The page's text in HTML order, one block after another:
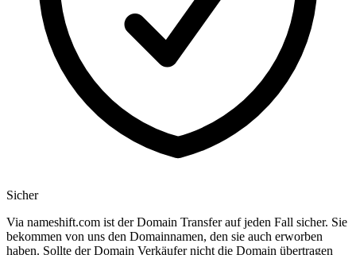
Sicher
Via nameshift.com ist der Domain Transfer auf jeden Fall sicher. Sie
bekommen von uns den Domainnamen, den sie auch erworben
haben. Sollte der Domain Verkäufer nicht die Domain übertragen